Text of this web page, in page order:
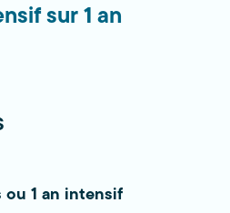
sur 1 an
ou 1 an intensif